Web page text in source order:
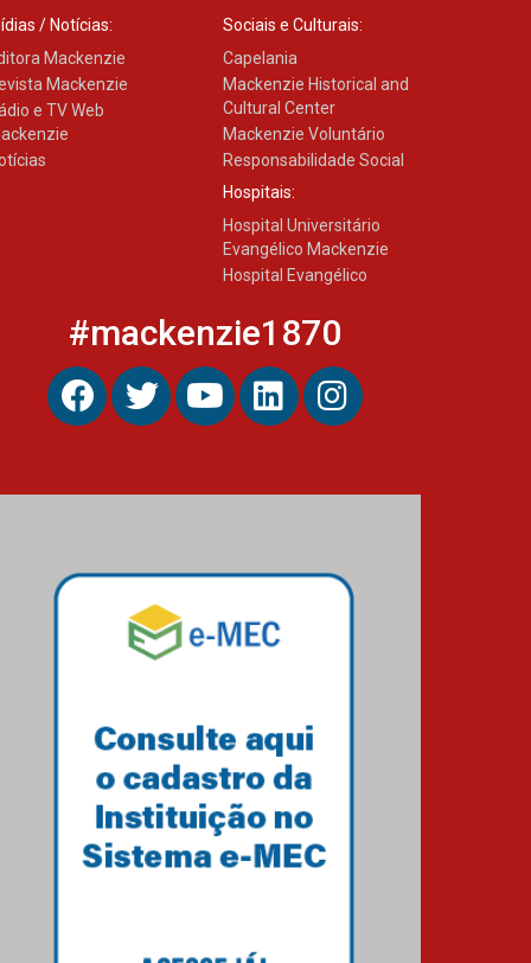
/ Notícias:
Mackenzie
Mackenzie
e TV Web
Sociais e Culturais:
Capelania
Mackenzie Historical and
Cultural Center
Mackenzie Voluntário
Responsabilidade Social
Hospitais:
Hospital Universitário
Evangélico Mackenzie
Hospital Evangélico
#mackenzie1870